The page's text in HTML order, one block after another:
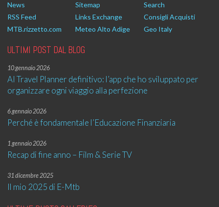
News
Sitemap
Search
RSS Feed
Links Exchange
Consigli Acquisti
MTB.rizzetto.com
Meteo Alto Adige Geo Italy
ULTIMI POST DAL BLOG
10 gennaio 2026
AI Travel Planner definitivo: l’app che ho sviluppato per
organizzare ogni viaggio alla perfezione
6 gennaio 2026
Perché è fondamentale l’Educazione Finanziaria
1 gennaio 2026
Recap di fine anno – Film & Serie TV
31 dicembre 2025
Il mio 2025 di E-Mtb